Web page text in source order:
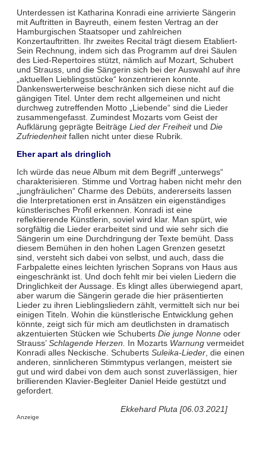
Unterdessen ist Katharina Konradi eine arrivierte Sängerin
mit Auftritten in Bayreuth, einem festen Vertrag an der
Hamburgischen Staatsoper und zahlreichen
Konzertauftritten. Ihr zweites Recital trägt diesem Etabliert-
Sein Rechnung, indem sich das Programm auf drei Säulen
des Lied-Repertoires stützt, nämlich auf Mozart, Schubert
und Strauss, und die Sängerin sich bei der Auswahl auf ihre
„aktuellen Lieblingsstücke“ konzentrieren konnte.
Dankenswerterweise beschränken sich diese nicht auf die
gängigen Titel. Unter dem recht allgemeinen und nicht
durchweg zutreffenden Motto „Liebende“ sind die Lieder
zusammengefasst. Zumindest Mozarts vom Geist der
Aufklärung geprägte Beiträge Lied der Freiheit und Die
Zufriedenheitfallen nicht unter diese Rubrik.
Eher apart als dringlich
Ich würde das neue Album mit dem Begriff „unterwegs“
charakterisieren. Stimme und Vortrag haben nicht mehr den
„jungfräulichen“ Charme des Debüts, andererseits lassen
die Interpretationen erst in Ansätzen ein eigenständiges
künstlerisches Profil erkennen. Konradi ist eine
reflektierende Künstlerin, soviel wird klar. Man spürt, wie
sorgfältig die Lieder erarbeitet sind und wie sehr sich die
Sängerin um eine Durchdringung der Texte bemüht. Dass
diesem Bemühen in den hohen Lagen Grenzen gesetzt
sind, versteht sich dabei von selbst, und auch, dass die
Farbpalette eines leichten lyrischen Soprans von Haus aus
eingeschränkt ist. Und doch fehlt mir bei vielen Liedern die
Dringlichkeit der Aussage. Es klingt alles überwiegend apart,
aber warum die Sängerin gerade die hier präsentierten
Lieder zu ihren Lieblingsliedern zählt, vermittelt sich nur bei
einigen Titeln. Wohin die künstlerische Entwicklung gehen
könnte, zeigt sich für mich am deutlichsten in dramatisch
akzentuierten Stücken wie Schuberts Die junge Nonneoder
Strauss’Schlagende Herzen. In Mozarts Warnung vermeidet
Konradi alles Neckische. Schuberts Suleika-Lieder, die einen
anderen, sinnlicheren Stimmtypus verlangen, meistert sie
gut und wird dabei von dem auch sonst zuverlässigen, hier
brillierenden Klavier-Begleiter Daniel Heide gestützt und
gefordert.
Ekkehard Pluta [06.03.2021]
Anzeige